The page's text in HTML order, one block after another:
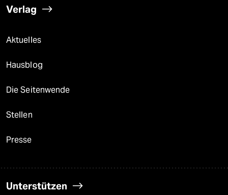
Verlag
Aktuelles
Hausblog
Die Seitenwende
Stellen
Presse
Unterstützen